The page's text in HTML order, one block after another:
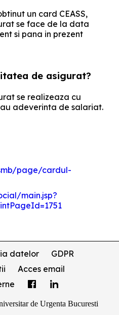
un card CEASS,
se face de la data
si pana in prezent
de asigurat?
se realizeaza cu
adeverinta de salariat.
page/cardul-
main.jsp?
datelor
GDPR
Acces email
de Urgenta Bucuresti